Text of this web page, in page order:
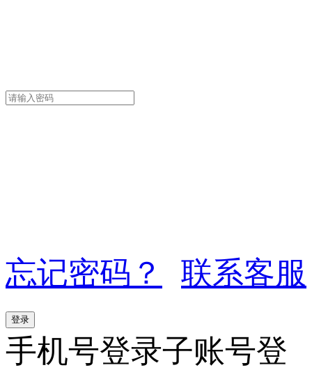
忘记密码？ 联系客服
登录
手机号登录子账号登